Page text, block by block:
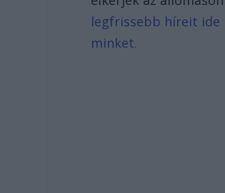
legfrissebb híreit ide
minket.